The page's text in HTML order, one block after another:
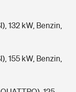
132 kW, Benzin,
155 kW, Benzin,